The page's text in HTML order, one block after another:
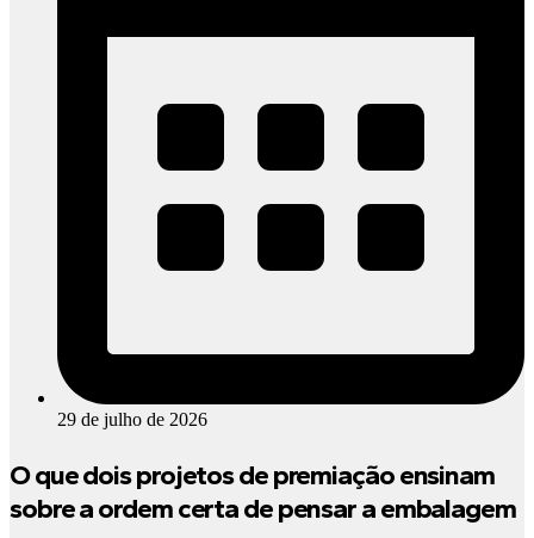
29 de julho de 2026
O que dois projetos de premiação ensinam
sobre a ordem certa de pensar a embalagem